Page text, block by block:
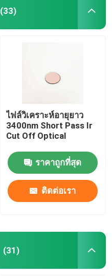
(33)
ไฟล์วิเคราะห์อายุยาว
3400nm Short Pass Ir
Cut Off Optical
ราคาถูกที่สุด
ติดต่อเรา
(31)